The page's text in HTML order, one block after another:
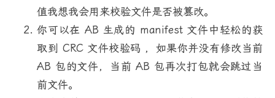
值我想我会用来校验文件是否被篡改。
你可以在 AB 生成的 manifest 文件中轻松的获
取到 CRC 文件校验码 ，如果你并没有修改当前
AB 包的文件，当前 AB 包再次打包就会跳过当
前文件。